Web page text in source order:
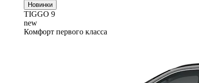
Новинки
TIGGO 9
new
Комфорт первого класса